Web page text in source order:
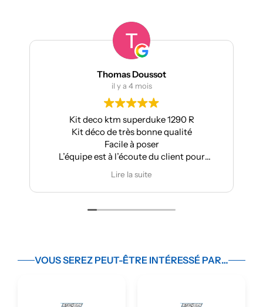
Thomas Doussot
il y a 4 mois
Kit deco ktm superduke 1290 R
Kit déco de très bonne qualité
Facile à poser
L’équipe est à l’écoute du client pour
effectuer des modifications
Lire la suite
VOUS SEREZ PEUT-ÊTRE INTÉRESSÉ PAR…